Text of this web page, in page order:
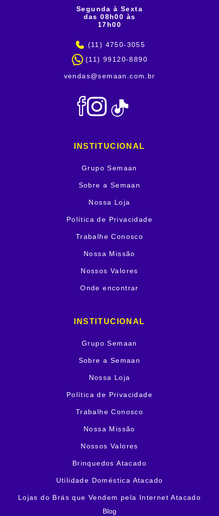
Segunda à Sexta
das 08h00 às
17h00
(11) 4750-3055
(11) 99120-8890
vendas@semaan.com.br
INSTITUCIONAL
Grupo Semaan
Sobre a Semaan
Nossa Loja
Política de Privacidade
Trabalhe Conosco
Nossa Missão
Nossos Valores
Onde encontrar
INSTITUCIONAL
Grupo Semaan
Sobre a Semaan
Nossa Loja
Política de Privacidade
Trabalhe Conosco
Nossa Missão
Nossos Valores
Brinquedos Atacado
Utilidade Doméstica Atacado
Lojas do Brás que Vendem pela Internet Atacado
Blog